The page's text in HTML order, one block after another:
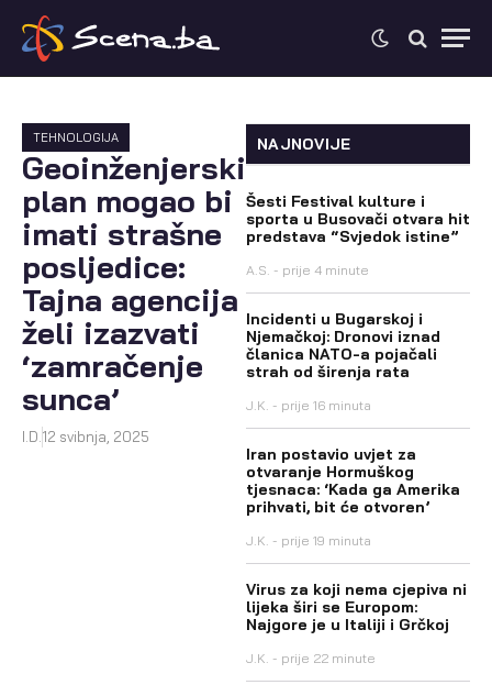
TEHNOLOGIJA
Geoinženjerski
plan mogao bi
imati strašne
posljedice:
Tajna agencija
želi izazvati
‘zamračenje
sunca’
I.D. 12 svibnja, 2025
NAJNOVIJE
Šesti Festival kulture i
sporta u Busovači otvara hit
predstava “Svjedok istine”
A.S. prije 4 minute
Incidenti u Bugarskoj i
Njemačkoj: Dronovi iznad
članica NATO-a pojačali
strah od širenja rata
J.K. prije 16 minuta
Iran postavio uvjet za
otvaranje Hormuškog
tjesnaca: ‘Kada ga Amerika
prihvati, bit će otvoren’
J.K. prije 19 minuta
Virus za koji nema cjepiva ni
lijeka širi se Europom:
Najgore je u Italiji i Grčkoj
J.K. prije 22 minute